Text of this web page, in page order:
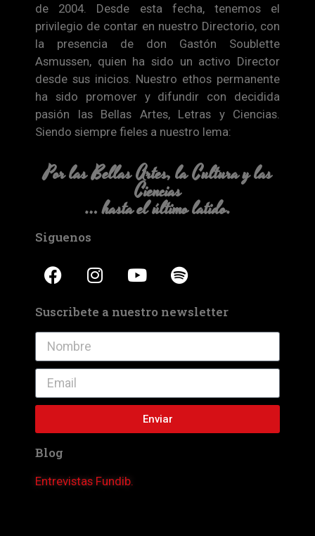
de 2004. Desde esta fecha, tenemos el
privilegio de contar en nuestro Directorio, con
la presencia de don Gastón Soublette
Asmussen, quien ha sido un activo Director
desde sus inicios. Nuestro ethos permanente
ha sido promover y difundir con decidida
pasión las Bellas Artes, Letras y Ciencias.
Siendo siempre fieles a nuestro lema:
Por las Bellas Artes, la Cultura y las
Ciencias
… hasta el último latido.
Siguenos
Suscribete a nuestro newsletter
Enviar
Blog
Entrevistas Fundib.